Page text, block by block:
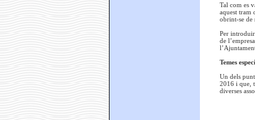
Tal com es
aquest tram
obrint-se de
Per
de
Temes
Un dels
2016 i que,
diverses